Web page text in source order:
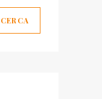
CERCA